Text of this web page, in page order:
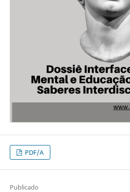
PDF/A
Publicado